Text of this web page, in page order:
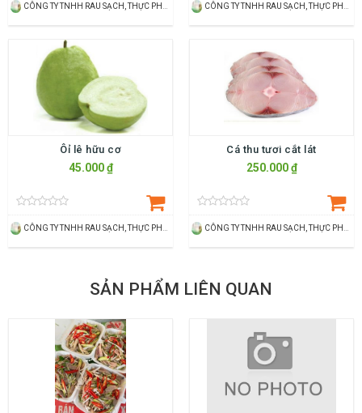
Ôỉ lê hữu cơ
45.000 ₫
Cá thu tươi cắt lát
250.000 ₫
SẢN PHẨM LIÊN QUAN